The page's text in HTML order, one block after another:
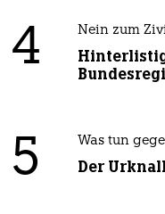
4 Nein zum
5 Was tun
Der Urknall